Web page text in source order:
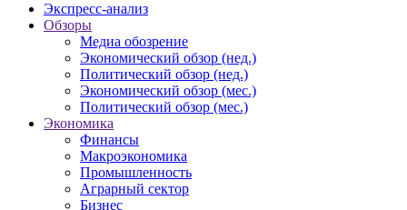
Экспресс-анализ
Обзоры
Медиа обозрение
Экономический обзор (нед.)
Политический обзор (нед.)
Экономический обзор (мес.)
Политический обзор (мес.)
Экономика
Финансы
Макроэкономика
Промышленность
Аграрный сектор
Бизнес